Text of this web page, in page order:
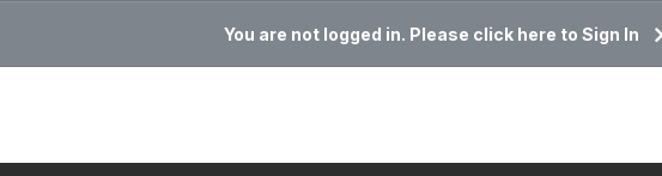
You are not logged in. Please click here to Sign In